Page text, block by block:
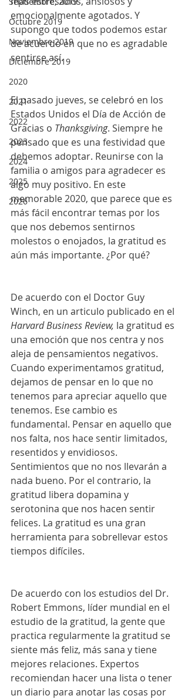
Octubre 2019
Noviembre 2019
Diciembre 2019
2020
2021
2022
2023
2024
2025
2026
emocionalmente agotados. Y
supongo que todos podemos estar
de acuerdo en que no es agradable
sentirse así.
El pasado jueves, se celebró en los
Estados Unidos el Día de Acción de
Gracias o Thanksgiving. Siempre he
pensado que es una festividad que
debemos adoptar. Reunirse con la
familia o amigos para agradecer es
algo muy positivo. En este
memorable 2020, que parece que es
más fácil encontrar temas por los
que nos debemos sentirnos
molestos o enojados, la gratitud es
aún más importante. ¿Por qué?
De acuerdo con el Doctor Guy
Winch, en un articulo publicado en el
Harvard Business Review, la gratitud es
una emoción que nos centra y nos
aleja de pensamientos negativos.
Cuando experimentamos gratitud,
dejamos de pensar en lo que no
tenemos para apreciar aquello que
tenemos. Ese cambio es
fundamental. Pensar en aquello que
nos falta, nos hace sentir limitados,
resentidos y envidiosos.
Sentimientos que no nos llevarán a
nada bueno. Por el contrario, la
gratitud libera dopamina y
serotonina que nos hacen sentir
felices. La gratitud es una gran
herramienta para sobrellevar estos
tiempos difíciles.
De acuerdo con los estudios del Dr.
Robert Emmons, líder mundial en el
estudio de la gratitud, la gente que
practica regularmente la gratitud se
siente más feliz, más sana y tiene
mejores relaciones. Expertos
recomiendan hacer una lista o tener
un diario para anotar las cosas por